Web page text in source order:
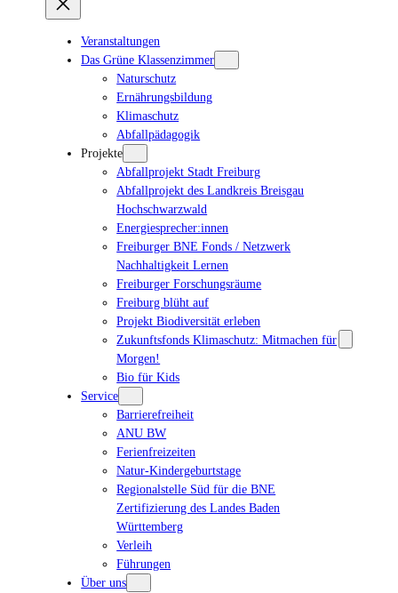
Veranstaltungen
Das Grüne Klassenzimmer
Naturschutz
Ernährungsbildung
Klimaschutz
Abfallpädagogik
Projekte
Abfallprojekt Stadt Freiburg
Abfallprojekt des Landkreis Breisgau
Hochschwarzwald
Energiesprecher:innen
Freiburger BNE Fonds / Netzwerk
Nachhaltigkeit Lernen
Freiburger Forschungsräume
Freiburg blüht auf
Projekt Biodiversität erleben
Zukunftsfonds Klimaschutz: Mitmachen für
Morgen!
Bio für Kids
Service
Barrierefreiheit
ANU BW
Ferienfreizeiten
Natur-Kindergeburtstage
Regionalstelle Süd für die BNE
Zertifizierung des Landes Baden
Württemberg
Verleih
Führungen
Über uns